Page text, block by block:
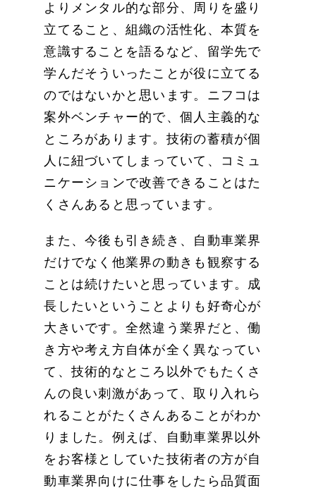
よりメンタル的な部分、周りを盛り
立てること、組織の活性化、本質を
意識することを語るなど、留学先で
学んだそういったことが役に立てる
のではないかと思います。ニフコは
案外ベンチャー的で、個人主義的な
ところがあります。技術の蓄積が個
人に紐づいてしまっていて、コミュ
ニケーションで改善できることはた
くさんあると思っています。
また、今後も引き続き、自動車業界
だけでなく他業界の動きも観察する
ことは続けたいと思っています。成
長したいということよりも好奇心が
大きいです。全然違う業界だと、働
き方や考え方自体が全く異なってい
て、技術的なところ以外でもたくさ
んの良い刺激があって、取り入れら
れることがたくさんあることがわか
りました。例えば、自動車業界以外
をお客様としていた技術者の方が自
動車業界向けに仕事をしたら品質面